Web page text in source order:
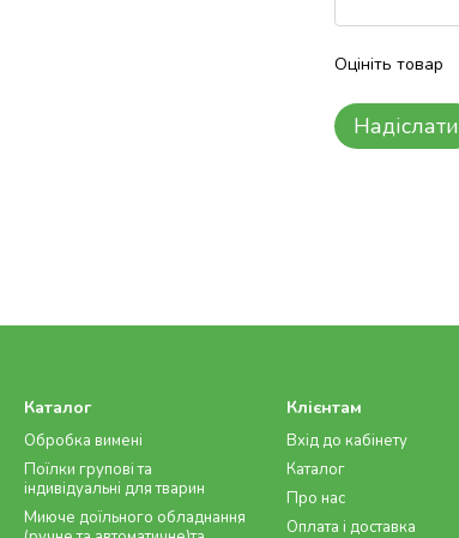
Оцініть товар
Надіслати
Каталог
Обробка вимені
Поїлки групові та
індивідуальні для тварин
Миюче доїльного обладнання
Клієнтам
Вхід до кабінету
Каталог
Про нас
Оплата і доставка